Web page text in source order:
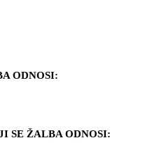
ODNOSI:
SE ŽALBA ODNOSI: